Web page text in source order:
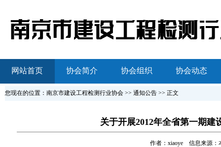
网站首页 协会简介 协会组织 协会动态
您现在的位置：南京市建设工程检测行业协会 >> 通知公告 >> 正文
关于开展2012年全省第一期
作者：xiaoye 信息来源：